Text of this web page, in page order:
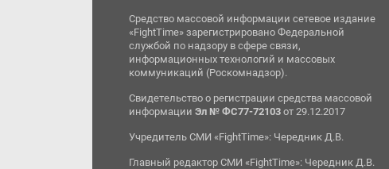
Средство массовой информации сетевое издание
«FightTime» зарегистрировано Федеральной
службой по надзору в сфере связи,
информационных технологий и массовых
коммуникаций (Роскомнадзор).
Свидетельство о регистрации средства массовой
информацииЭл № ФС77-72103 от 29.12.2017
Учредитель СМИ «FightTime»: Чередник Д.В.
Главный редактор СМИ «FightTime»: Чередник Д.В.